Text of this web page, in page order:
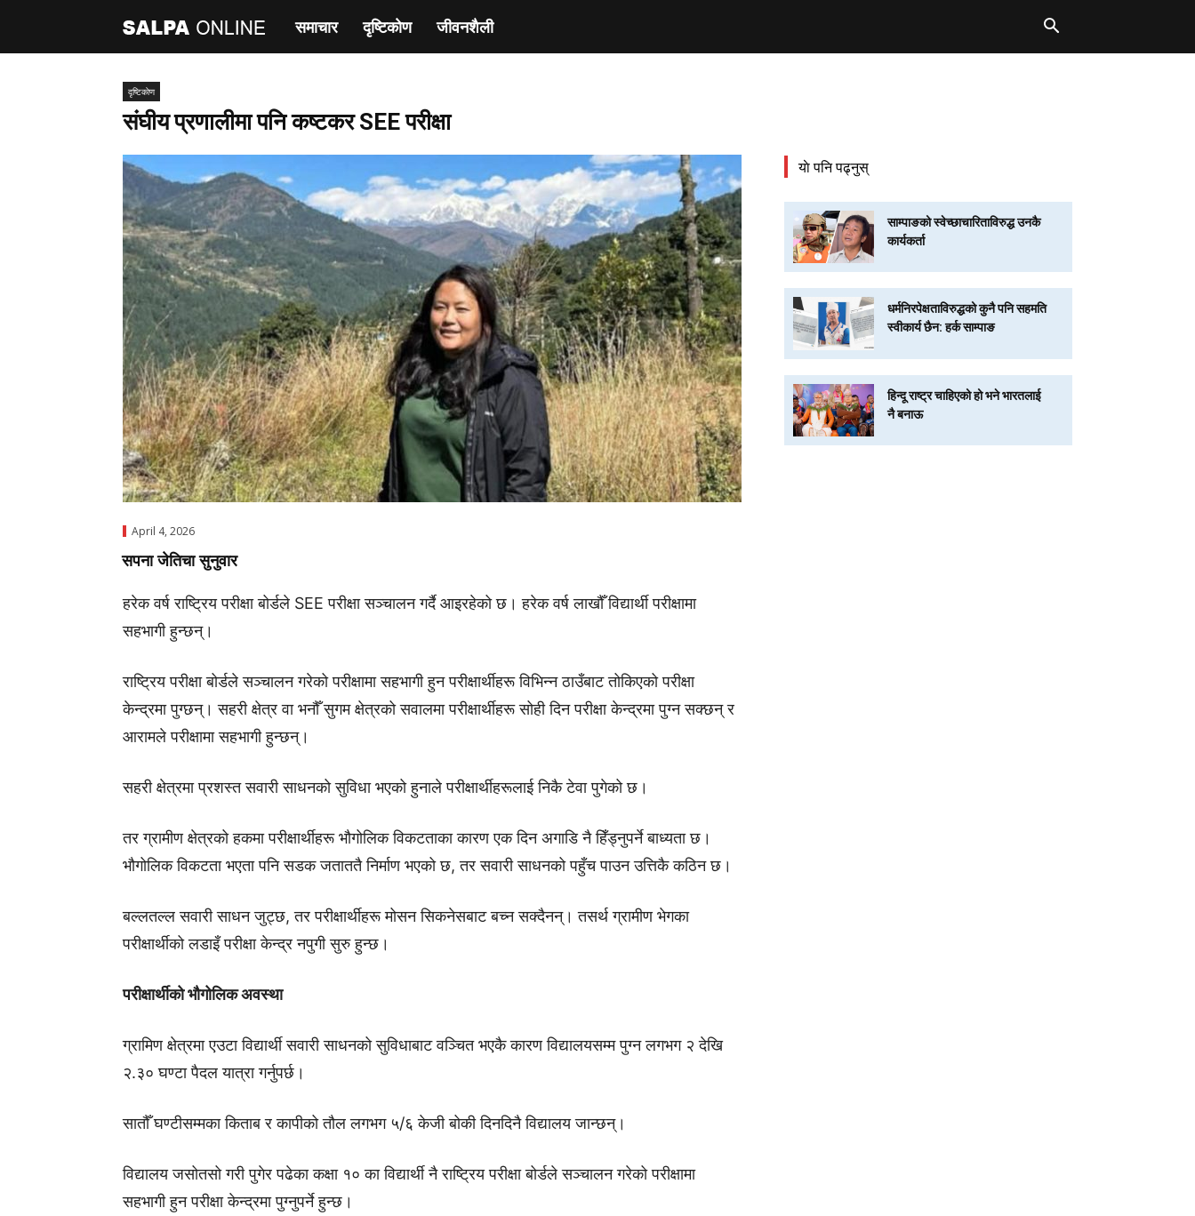
साल्पा
समाचार दृष्टिकाेण जीवनशैली
दृष्टिकाेण
संघीय प्रणालीमा पनि कष्टकर SEE परीक्षा
April 4, 2026
सपना जेतिचा सुनुवार
हरेक वर्षराष्ट्रिय परीक्षा बोर्डले SEE परीक्षा सञ्चालन गर्दै आइरहेको छ। हरेक वर्ष लाखौँ विद्यार्थी परीक्षामा
सहभागी हुन्छन्।
राष्ट्रिय परीक्षा बोर्डले सञ्चालन गरेको परीक्षामा सहभागी हुन परीक्षार्थीहरू विभिन्न ठाउँबाट तोकिएको परीक्षा
केन्द्रमा पुग्छन्। सहरी क्षेत्र वा भनौँ सुगम क्षेत्रको सवालमा परीक्षार्थीहरू सोही दिन परीक्षा केन्द्रमा पुग्न सक्छन् र
आरामले परीक्षामा सहभागी हुन्छन्।
सहरी क्षेत्रमा प्रशस्त सवारी साधनको सुविधा भएको हुनाले परीक्षार्थीहरूलाई निकै टेवा पुगेको छ।
तर ग्रामीण क्षेत्रको हकमा परीक्षार्थीहरू भौगोलिक विकटताका कारण एक दिन अगाडि नै हिँड्नुपर्ने बाध्यता छ।
भौगोलिक विकटता भएता पनि सडक जताततै निर्माण भएको छ, तर सवारी साधनको पहुँच पाउन उत्तिकै कठिन छ।
बल्लतल्ल सवारी साधन जुट्छ, तर परीक्षार्थीहरू मोसन सिकनेसबाट बच्न सक्दैनन्। तसर्थ ग्रामीण भेगका
परीक्षार्थीको लडाइँ परीक्षा केन्द्र नपुगी सुरु हुन्छ।
परीक्षार्थीको भौगोलिक अवस्था
ग्रामिण क्षेत्रमा एउटा विद्यार्थी सवारी साधनको सुविधाबाट वञ्चित भएकै कारण विद्यालयसम्म पुग्न लगभग २ देखि
२.३० घण्टा पैदल यात्रा गर्नुपर्छ।
सातौँ घण्टीसम्मका किताब र कापीको तौल लगभग ५/६ केजी बोकी दिनदिनै विद्यालय जान्छन्।
विद्यालय जसोतसो गरी पुगेर पढेका कक्षा १० का विद्यार्थी नै राष्ट्रिय परीक्षा बोर्डले सञ्चालन गरेको परीक्षामा
सहभागी हुन परीक्षा केन्द्रमा पुग्नुपर्ने हुन्छ।
याे पनि पढ्नुस्
साम्पाङको स्वेच्छाचारिताविरुद्ध उनकै
कार्यकर्ता
धर्मनिरपेक्षताविरुद्धको कुनै पनि सहमति
स्वीकार्य छैन: हर्क साम्पाङ
हिन्दू राष्ट्र चाहिएको हो भने भारतलाई
नै बनाऊ